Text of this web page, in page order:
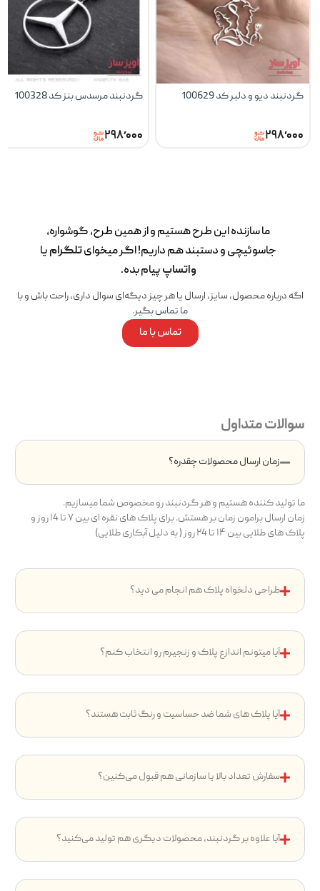
گردنبند دیو و دلبر کد 100629
۲۹۸٬۰۰۰
گردنبند مرسدس بنز کد 100328
۲۹۸٬۰۰۰
ما سازنده این طرح‌ هستیم و از همین طرح، گوشواره،
جاسوئیچی و دستبند هم داریم! اگر میخوایتلگرامیا
واتساپپیام بده.
اگه درباره محصول، سایز، ارسال یا هر چیز دیگه‌ای سوال داری، راحت باش و با
ما تماس بگیر.
تماس با ما
سوالات متداول
زمان ارسال محصولات چقدره؟
ما تولید کننده هستیم و هر گردنبند رو مخصوص شما میسازیم.
زمان ارسال برامون زمان بر هستش. برای پلاک های نقره ای بین ۷ تا ۱4 روز و
پلاک های طلایی بین ۱۴ تا ۲4 روز ( به دلیل آبکاری طلایی)
طراحی دلخواه پلاک هم انجام می دید؟
آیا میتونم اندازع پلاک و زنجیرم رو انتخاب کنم؟
آیا پلاک های شما ضد حساسیت و رنگ ثابت هستند؟
سفارش تعداد بالا یا سازمانی هم قبول می‌کنین؟
آیا علاوه بر گردنبند، محصولات دیگری هم تولید می‌کنید؟